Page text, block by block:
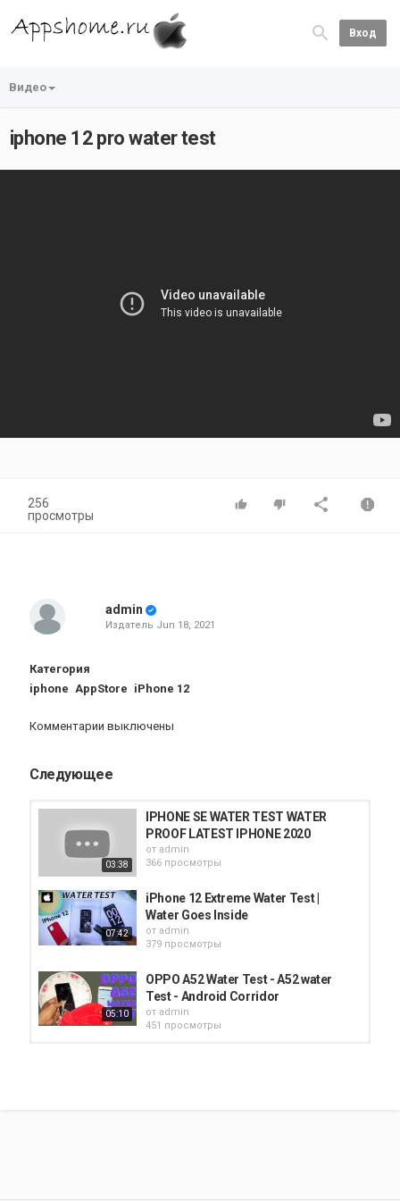
Вход
Видео
iphone 12 pro water test
256
просмотры
admin
Издатель Jun 18, 2021
Категория
iphone AppStore iPhone 12
Комментарии выключены
Следующее
03:38
IPHONE SE WATER TEST WATER
PROOF LATEST IPHONE 2020
от admin
366 просмотры
07:42
iPhone 12 Extreme Water Test |
Water Goes Inside
от admin
379 просмотры
05:10
OPPO A52 Water Test - A52 water
Test - Android Corridor
от admin
451 просмотры